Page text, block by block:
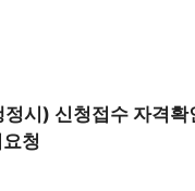
시) 신청접수 자격확
청